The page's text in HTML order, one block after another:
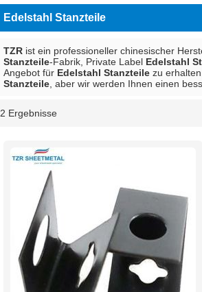
Edelstahl Stanzteile
TZR ist ein professioneller chinesischer
Stanzteile-Fabrik, Private Label Edelstahl
Angebot für Edelstahl Stanzteile zu
Stanzteile , aber wir werden Ihnen einen
2 Ergebnisse